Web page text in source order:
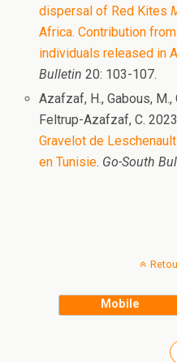
dispersal of Red Kites
Africa. Contribution
individuals released in
Bulletin 20: 103-107.
Azafzaf, H., Gabous, M.,
Feltrup-Azafzaf, C.
Gravelot de
en Tunisie. Go-South
Mobile